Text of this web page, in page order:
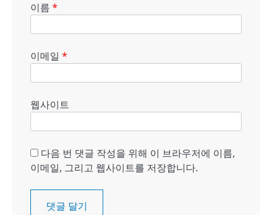
이름 *
이메일 *
웹사이트
다음 번 댓글 작성을 위해 이 브라우저에 이름,
이메일, 그리고 웹사이트를 저장합니다.